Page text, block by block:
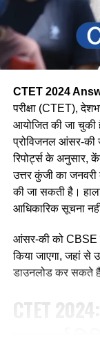
CTET 2024
परीक्षा (CTET),
आयोजित की जा चुकी
प्रोविजनल आंसर-की
रिपोर्ट्स के अनुसार,
उत्तर कुंजी का
की जा सकती है।
आधिकारिक सूचना
आंसर-की को CBSE
किया जाएगा, जहां से
डाउनलोड कर सकते
CTET